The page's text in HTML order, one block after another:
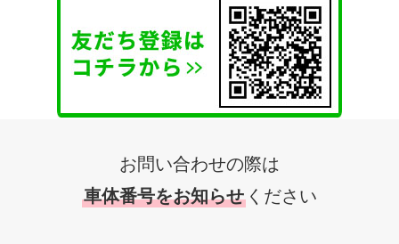
お問い合わせの際は
車体番号をお知らせ ください